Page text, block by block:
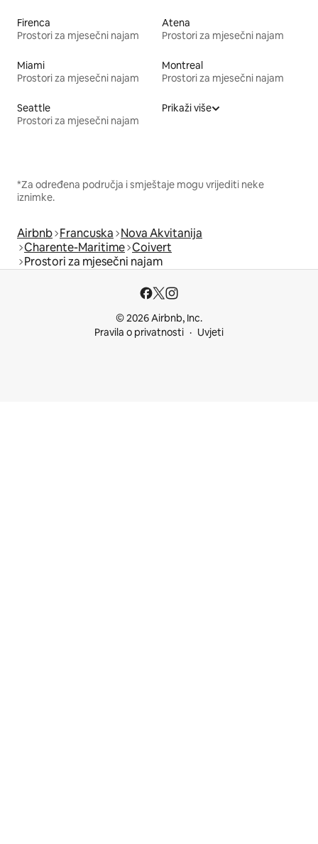
Firenca
Prostori za mjesečni najam
Atena
Prostori za mjesečni najam
Miami
Prostori za mjesečni najam
Montreal
Prostori za mjesečni najam
Seattle
Prostori za mjesečni najam
Prikaži više
*Za određena područja i smještaje mogu vrijediti neke
iznimke.
Airbnb Francuska Nova Akvitanija
Charente-Maritime Coivert
Prostori za mjesečni najam
© 2026 Airbnb, Inc.
Pravila o privatnosti
Uvjeti